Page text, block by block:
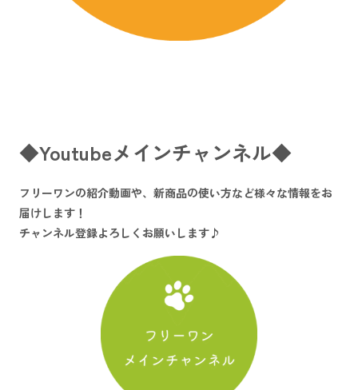
◆Youtubeメインチャンネル◆
フリーワンの紹介動画や、新商品の使い方など様々な情報をお
届けします！
チャンネル登録よろしくお願いします♪